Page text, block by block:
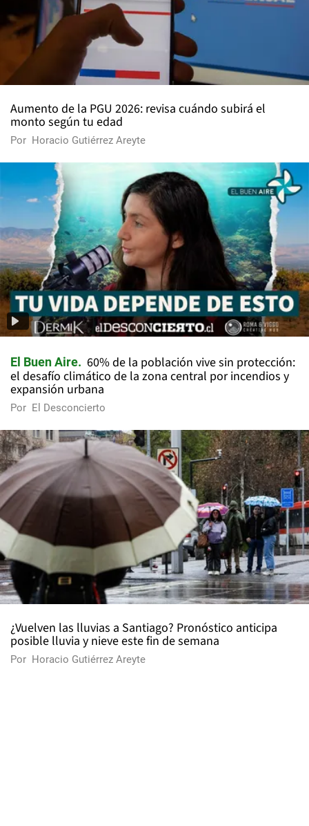
Aumento de la PGU 2026: revisa cuándo subirá el
monto según tu edad
Por Horacio Gutiérrez Areyte
El Buen Aire
60% de la población vive sin protección:
el desafío climático de la zona central por incendios y
expansión urbana
Por El Desconcierto
¿Vuelven las lluvias a Santiago? Pronóstico anticipa
posible lluvia y nieve este fin de semana
Por Horacio Gutiérrez Areyte